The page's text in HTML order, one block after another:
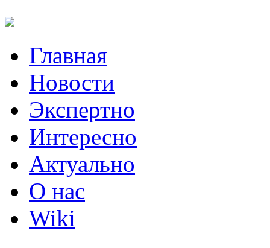
Главная
Новости
Экспертно
Интересно
Актуально
О нас
Wiki